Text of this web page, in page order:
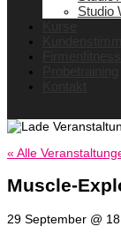
Studio
« Alle
Muscle-
29 September @